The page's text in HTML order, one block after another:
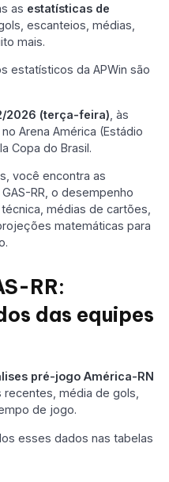
as estatísticas de
escanteios, médias,
mais.
estatísticos da APWin são
2026 (terça-feira) , às
no Arena América (Estádio
Copa do Brasil.
você encontra as
RR, o desempenho
médias de cartões,
matemáticas para
RR:
das equipes
pré-jogo América-RN
recentes, média de gols,
de jogo.
esses dados nas tabelas